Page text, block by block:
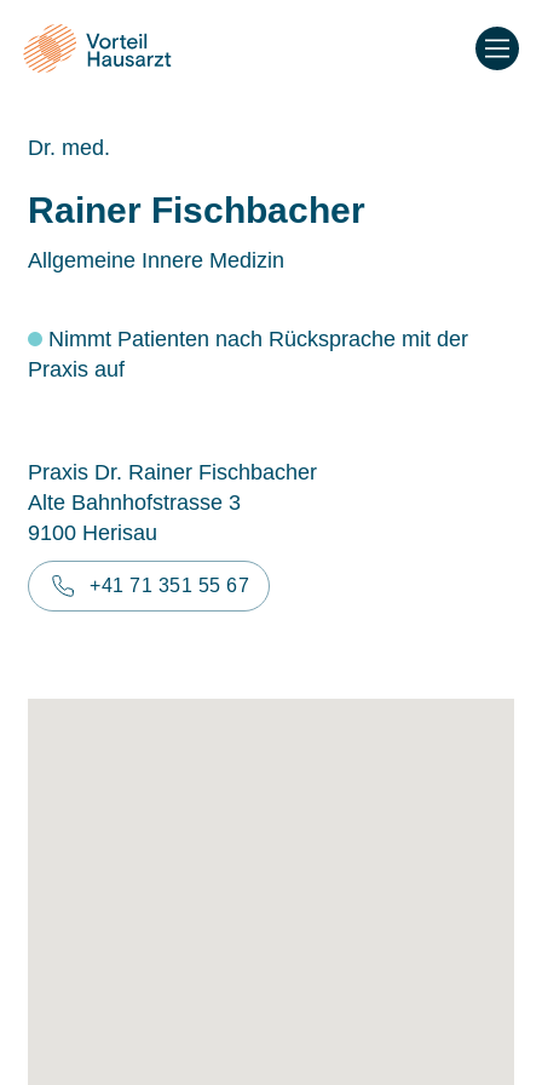
Dr. med.
Rainer Fischbacher
Allgemeine Innere Medizin
Nimmt Patienten nach Rücksprache mit der
Praxis auf
Praxis Dr. Rainer Fischbacher
Alte Bahnhofstrasse 3
9100 Herisau
+41 71 351 55 67